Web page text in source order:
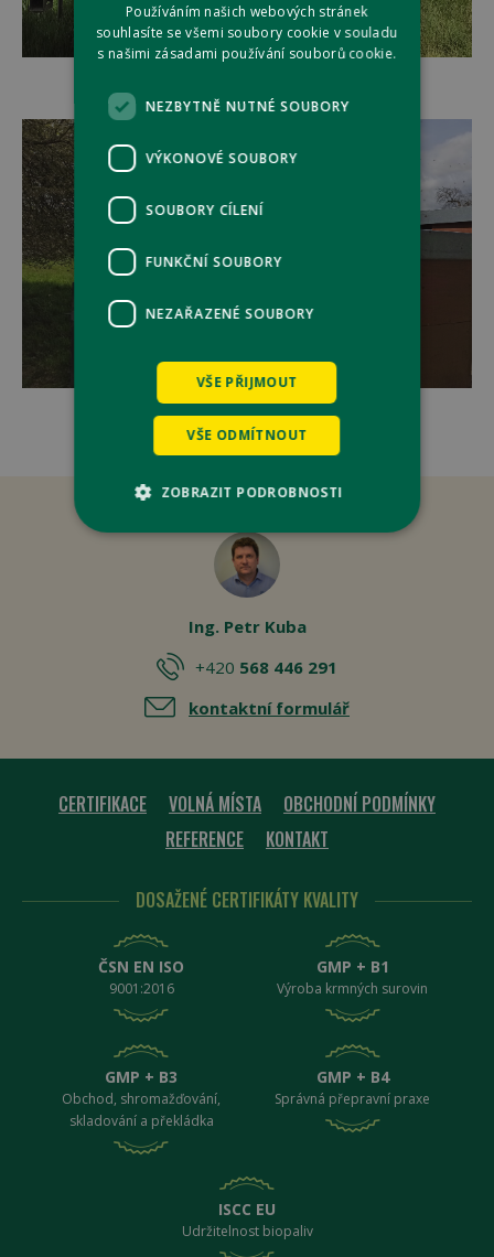
Ing. Petr Kuba
+420 568 446 291
kontaktní formulář
CERTIFIKACE VOLNÁ MÍSTA
OBCHODNÍ PODMÍNKY
REFERENCE
KONTAKT
DOSAŽENÉ CERTIFIKÁTY KVALITY
ČSN EN ISO
9001:2016
GMP + B1
Výroba krmných surovin
GMP + B3
Obchod, shromažďování,
skladování a překládka
GMP + B4
Správná přepravní praxe
ISCC EU
Udržitelnost biopaliv
Používáním našich webových stránek
souhlasíte se všemi soubory cookie v souladu
s našimi zásadami používání souborů cookie.
NEZBYTNĚ NUTNÉ SOUBORY
VÝKONOVÉ SOUBORY
SOUBORY CÍLENÍ
FUNKČNÍ SOUBORY
NEZAŘAZENÉ SOUBORY
VŠE PŘIJMOUT
VŠE ODMÍTNOUT
ZOBRAZIT PODROBNOSTI
Nezbytně nutné soubory
Funkční soubory
Nezbytně nutné soubory cookie umožňují
základní funkce webových stránek, jako je
přihlášení uživatele a správa účtu. Webové
Název
Doména
Vyprší
Cloudflare
Inc.
__cf_bm
Cloudflare
Inc.
58 sekund